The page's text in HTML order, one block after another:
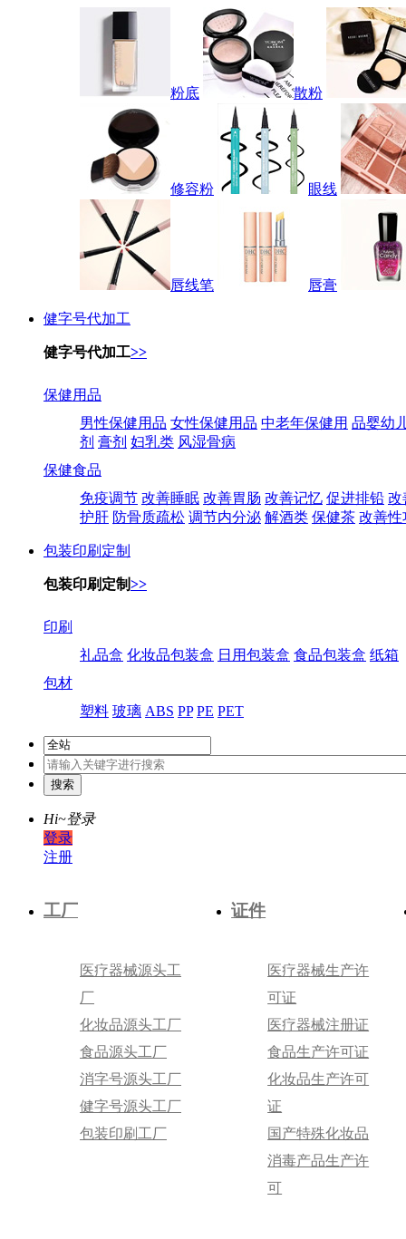
粉底 散粉
修容粉 眼线
唇线笔 唇膏
健字号代加工
健字号代加工>>
保健用品
男性保健用品 女性保健用品 中老年保健用 品婴幼
剂 膏剂 妇乳类 风湿骨病
保健食品
免疫调节 改善睡眠 改善胃肠 改善记忆 促进排铅 改
护肝 防骨质疏松 调节内分泌 解酒类 保健茶 改善性
包装印刷定制
包装印刷定制>>
印刷
礼品盒 化妆品包装盒 日用包装盒 食品包装盒 纸箱
包材
塑料 玻璃 ABS PP PE PET
Hi~登录
登录
注册
工厂
医疗器械源头工
厂
化妆品源头工厂
食品源头工厂
消字号源头工厂
健字号源头工厂
包装印刷工厂
证件
医疗器械生产许
可证
医疗器械注册证
食品生产许可证
化妆品生产许可
证
国产特殊化妆品
消毒产品生产许
可